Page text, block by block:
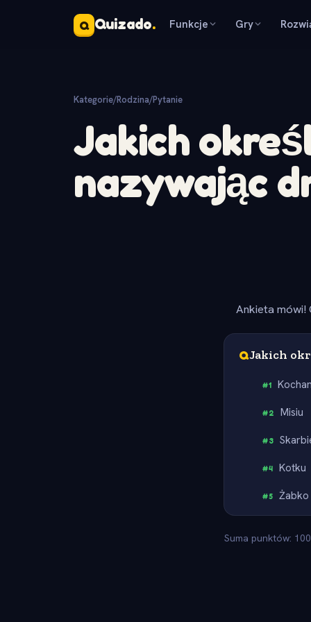
Q Quizado. Funkcje Gry
Kategorie/Rodzina/Pytanie
Jakich
nazywając
Ankieta mówi!
QJakich
#1
#2 Misiu
#3
#4 Kotku
#5 Żabko
Suma punktów: